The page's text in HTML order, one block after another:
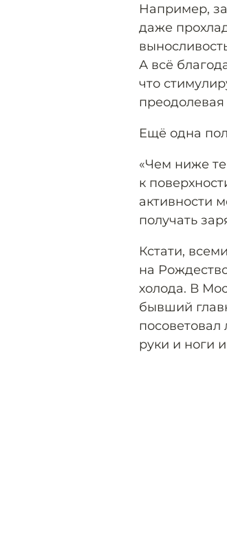
Например,
даже
А всё
что
Ещё одна
«Чем ниже
к
активности
получать
Кстати,
на
холода. В
бывший
руки и ноги